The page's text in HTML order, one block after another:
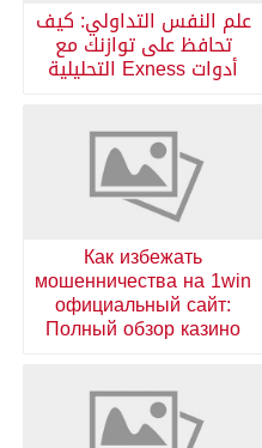
علم النفس التداولي: كيف
تحافظ على توازنك مع
أدوات Exness التحليلية
Как избежать
мошенничества на 1win
официальный сайт:
Полный обзор казино